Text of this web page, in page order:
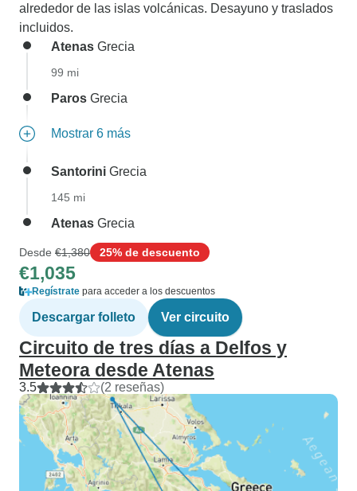
alrededor de las islas volcánicas. Desayuno y traslados
incluidos.
Atenas Grecia
99 mi
Paros Grecia
Mostrar 6 más
Santorini Grecia
145 mi
Atenas Grecia
Desde €1,380 25% de descuento
€1,035
Regístrate para acceder a los descuentos
Descargar folleto Ver circuito
Circuito de tres días a Delfos y
Meteora desde Atenas
3.5 (2 reseñas)